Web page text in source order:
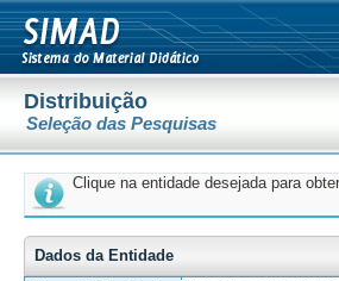
Distribuição
Seleção das Pesquisas
Clique na entidade desejada para
Dados da Entidade